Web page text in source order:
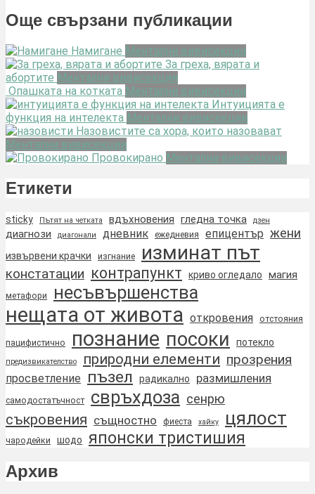
Още свързани публикации
Намигане Ментални вивисекции
За греха, вярата и
абортите Ментални вивисекции
Опашката на котката Ментални вивисекции
Интуицията е
функция на интелекта Ментални вивисекции
Назовистите са хора, които назовават
Ментални вивисекции
Провокирано Ментални вивисекции
Етикети
sticky Пътят на четката вдъхновения гледна точка дзен
диагнози диагонали дневник ежедневия епицентър жени
извървени крачки изгнание изминат път
констатации контрапункт криво огледало магия
метафори несъвършенства
нещата от живота откровения отстояния
пацифистично познание посоки потекло
предизвикателство природни елементи прозрения
просветление пъзел радикално размишления
самодостатъчност свръхдоза сенрю
съкровения същностно фиеста хайку цялост
чародейки шодо
японски тристишия
Архив